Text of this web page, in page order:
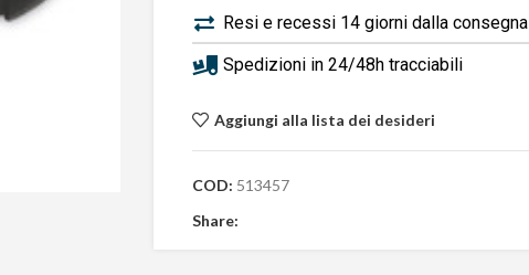
Resi e recessi 14 giorni dalla consegna
Spedizioni in 24/48h tracciabili
Aggiungi alla lista dei desideri
COD: 513457
Share: